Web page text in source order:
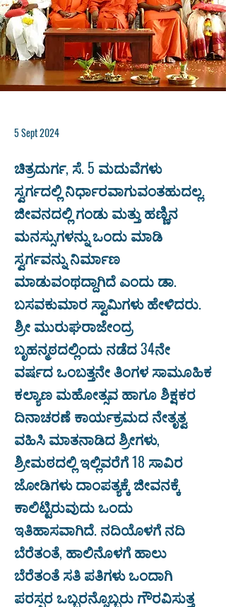
5 Sept 2024
ಚಿತ್ರದುರ್ಗ, ಸೆ. 5 ಮದುವೆಗಳು
ಸ್ವರ್ಗದಲ್ಲಿ ನಿರ್ಧಾರವಾಗುವಂತಹುದಲ್ಲ.
ಜೀವನದಲ್ಲಿ ಗಂಡು ಮತ್ತು ಹಣ್ಣಿನ
ಮನಸ್ಸುಗಳನ್ನು ಒಂದು ಮಾಡಿ
ಸ್ವರ್ಗವನ್ನು ನಿರ್ಮಾಣ
ಮಾಡುವಂಥದ್ದಾಗಿದೆ ಎಂದು ಡಾ.
ಬಸವಕುಮಾರ ಸ್ವಾಮಿಗಳು ಹೇಳಿದರು.
ಶ್ರೀ ಮುರುಘರಾಜೇಂದ್ರ
ಬೃಹನ್ಮಠದಲ್ಲಿಂದು ನಡೆದ 34ನೇ
ವರ್ಷದ ಒಂಬತ್ತನೇ ತಿಂಗಳ ಸಾಮೂಹಿಕ
ಕಲ್ಯಾಣ ಮಹೋತ್ಸವ ಹಾಗೂ ಶಿಕ್ಷಕರ
ದಿನಾಚರಣೆ ಕಾರ್ಯಕ್ರಮದ ನೇತೃತ್ವ
ವಹಿಸಿ ಮಾತನಾಡಿದ ಶ್ರೀಗಳು,
ಶ್ರೀಮಠದಲ್ಲಿ ಇಲ್ಲಿವರೆಗೆ 18 ಸಾವಿರ
ಜೋಡಿಗಳು ದಾಂಪತ್ಯಕ್ಕೆ ಜೀವನಕ್ಕೆ
ಕಾಲಿಟ್ಟಿರುವುದು ಒಂದು
ಇತಿಹಾಸವಾಗಿದೆ. ನದಿಯೊಳಗೆ ನದಿ
ಬೆರೆತಂತೆ, ಹಾಲಿನೊಳಗೆ ಹಾಲು
ಬೆರೆತಂತೆ ಸತಿ ಪತಿಗಳು ಒಂದಾಗಿ
ಪರಸ್ಪರ ಒಬ್ಬರನ್ನೊಬ್ಬರು ಗೌರವಿಸುತ್ತ